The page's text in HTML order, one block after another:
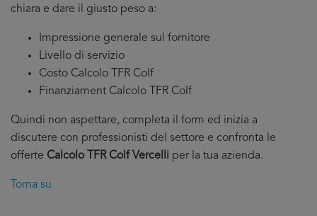
chiara e dare il giusto peso a:
Impressione generale sul fornitore
Livello di servizio
Costo Calcolo TFR Colf
Finanziament Calcolo TFR Colf
Quindi non aspettare, completa il form ed inizia a
discutere con professionisti del settore e confronta le
offerte Calcolo TFR Colf Vercelli per la tua azienda.
Torna su